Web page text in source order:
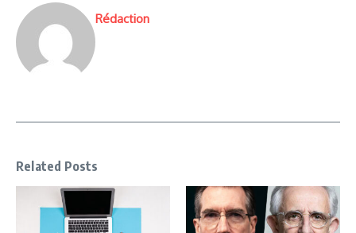
Rédaction
Related Posts